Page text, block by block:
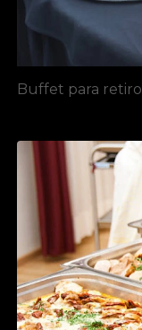
Buffet para